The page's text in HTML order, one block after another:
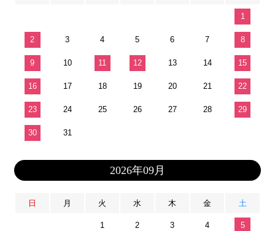
1
2 3 4 5 6 7 8
9 10 11 12 13 14 15
16 17 18 19 20 21 22
23 24 25 26 27 28 29
30 31
2026年09月
日 月 火 水 木 金 土
1 2 3 4 5